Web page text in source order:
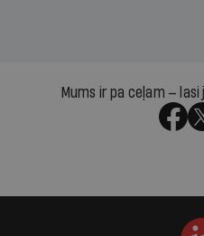
Mums ir pa ceļam —